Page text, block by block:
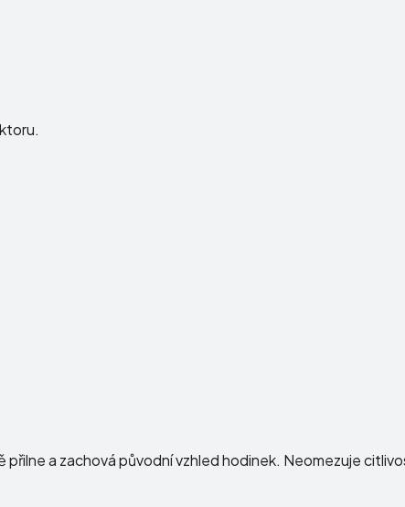
a zachová původní vzhled hodinek. Neomezuje